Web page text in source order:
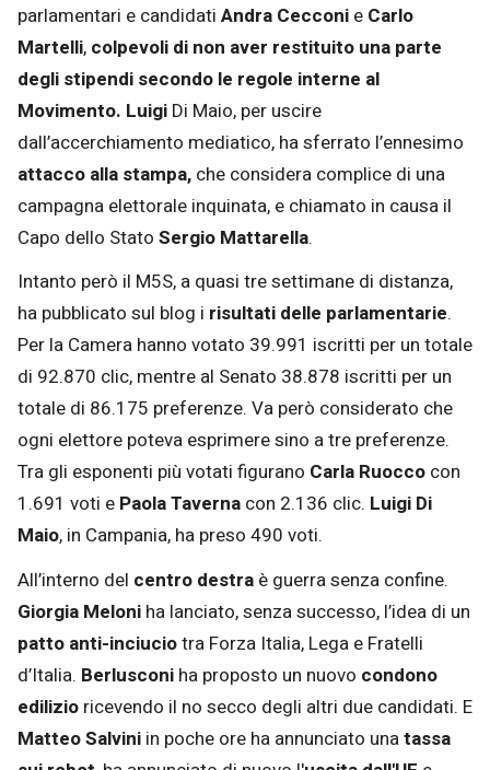
parlamentari e candidati Andra Cecconi e Carlo
Martelli, colpevoli di non aver restituito una parte
degli stipendi secondo le regole interne al
Movimento. Luigi Di Maio, per uscire
dall’accerchiamento mediatico, ha sferrato l’ennesimo
attacco alla stampa, che considera complice di una
campagna elettorale inquinata, e chiamato in causa il
Capo dello Stato Sergio Mattarella.
Intanto però il M5S, a quasi tre settimane di distanza,
ha pubblicato sul blog i risultati delle parlamentarie.
Per la Camera hanno votato 39.991 iscritti per un totale
di 92.870 clic, mentre al Senato 38.878 iscritti per un
totale di 86.175 preferenze. Va però considerato che
ogni elettore poteva esprimere sino a tre preferenze.
Tra gli esponenti più votati figurano Carla Ruocco con
1.691 voti e Paola Taverna con 2.136 clic. Luigi Di
Maio, in Campania, ha preso 490 voti.
All’interno del centro destra è guerra senza confine.
Giorgia Meloni ha lanciato, senza successo, l’idea di un
patto anti-inciuciotra Forza Italia, Lega e Fratelli
d’Italia. Berlusconi ha proposto un nuovo condono
edilizio ricevendo il no secco degli altri due candidati. E
Matteo Salvini in poche ore ha annunciato unatassa